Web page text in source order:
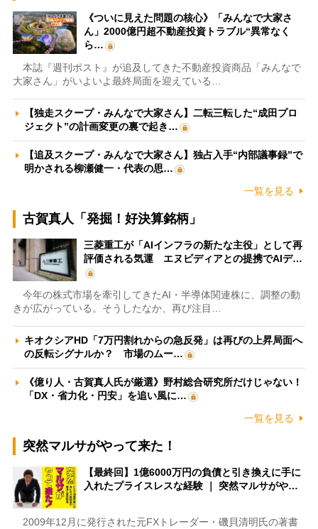
《ついに見えた問題の核心》「みんなで大家さ
ん」2000億円超不動産投資トラブル“異常なく
ら…
本誌『週刊ポスト』が追及してきた不動産投資商品「みんなで
大家さん」がいよいよ最終局面を迎えている…
【独走スクープ・みんなで大家さん】二転三転した“成田プロ
ジェクト”の計画変更の裏で起き…
【追及スクープ・みんなで大家さん】独占入手“内部議事録”で
明かされる柳瀬健一・代表の思…
一覧を見る
古賀真人「発掘！好決算銘柄」
三菱重工が「AIインフラの新たな主役」として再
評価される気運 エヌビディアとの提携でAIデ…
今年の株式市場を牽引してきたAI・半導体関連株に、調整の動
きが広がっている。そうしたなか、再び注目…
キオクシアHD「7万円割れからの急反発」は再びの上昇局面へ
の反転シグナルか？ 市場のムー…
《億り人・古賀真人氏が厳選》野村総合研究所だけじゃない！
「DX・省力化・円安」を追い風に…
一覧を見る
突然マルサがやって来た！
【最終回】1億6000万円の負債と引き換えに手に
入れたプライスレスな経験 ｜ 突然マルサがや…
2009年12月に発行された元FXトレーダー・磯貝清明氏の著書